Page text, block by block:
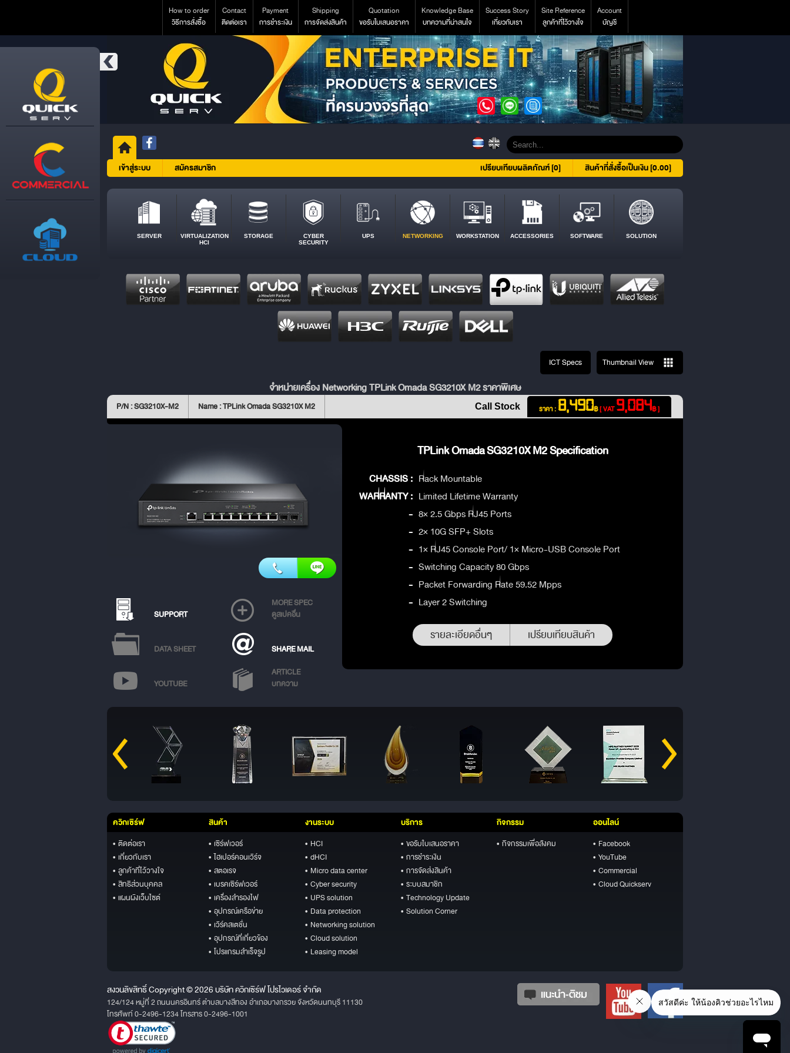
How to order
วิธีการสั่งซื้อ
Contact
ติดต่อเรา
Payment
การชำระเงิน
Shipping
การจัดส่งสินค้า
Quotation
ขอรับใบเสนอราคา
Knowledge Base
บทความที่น่าสนใจ
Success Story
เกี่ยวกับเรา
Site Reference
ลูกค้าที่ไว้วางใจ
Account
บัญชี
เข้าสู่ระบบ สมัครสมาชิก สินค้าที่สั่งซื้อเป็นเงิน [0.00]
เปรียบเทียบผลิตภัณฑ์ [0]
SERVER
VIRTUALIZATION
HCI
STORAGE
CYBER
SECURITY
UPS NETWORKING WORKSTATION ACCESSORIES SOFTWARE SOLUTION
ICT Specs Thumbnail View
จำหน่ายเครื่อง Networking TPLink Omada SG3210X M2 ราคาพิเศษ
P/N : SG3210X-M2 Name : TPLink Omada SG3210X M2 ราคา : 8,490฿[ VAT9,084฿ ]
Call Stock
SUPPORT
MORE SPEC
ดูสเปคอื่น
DATA SHEET SHARE MAIL
YOUTUBE
ARTICLE
บทความ
TPLink Omada SG3210X M2 Specification
CHASSIS : Rack Mountable
WARRANTY : Limited Lifetime Warranty
- 8× 2.5 Gbps RJ45 Ports
- 2× 10G SFP+ Slots
- 1× RJ45 Console Port/ 1× Micro-USB Console Port
- Switching Capacity 80 Gbps
- Packet Forwarding Rate 59.52 Mpps
- Layer 2 Switching
รายละเอียดอื่นๆ เปรียบเทียบสินค้า
ควิกเซิร์ฟ
• ติดต่อเรา
• เกี่ยวกับเรา
• ลูกค้าที่ไว้วางใจ
• สิทธิส่วนบุคคล
• แผนผังเว็บไซต์
สินค้า
• เซิร์ฟเวอร์
• ไฮเปอร์คอนเวิร์จ
• สตอเรจ
• เบรคเซิร์ฟเวอร์
• เครื่องสำรองไฟ
• อุปกรณ์เครือข่าย
• เวิร์คสเตชั่น
• อุปกรณ์ที่เกี่ยวข้อง
• โปรแกรมสำเร็จรูป
งานระบบ
• HCI
• dHCI
• Micro data center
• Cyber security
• UPS solution
• Data protection
• Networking solution
• Cloud solution
• Leasing model
บริการ
• ขอรับใบเสนอราคา
• การชำระเงิน
• การจัดส่งสินค้า
• ระบบสมาชิก
• Technology Update
• Solution Corner
กิจกรรม
• กิจกรรมเพื่อสังคม
ออนไลน์
• Facebook
• YouTube
• Commercial
• Cloud Quickserv
สงวนลิขสิทธิ์ Copyright © 2026 บริษัท ควิกเซิร์ฟ โปรไวเดอร์ จำกัด
124/124 หมู่ที่ 2 ถนนนครอินทร์ ตำบลบางสีทอง อำเภอบางกรวย จังหวัดนนทบุรี 11130
โทรศัพท์ 0-2496-1234 โทรสาร 0-2496-1001